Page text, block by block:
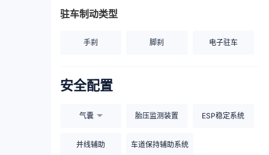
驻车制动类型
手刹 脚刹 电子驻车
安全配置
气囊 胎压监测装置 ESP稳定系统
并线辅助 车道保持辅助系统